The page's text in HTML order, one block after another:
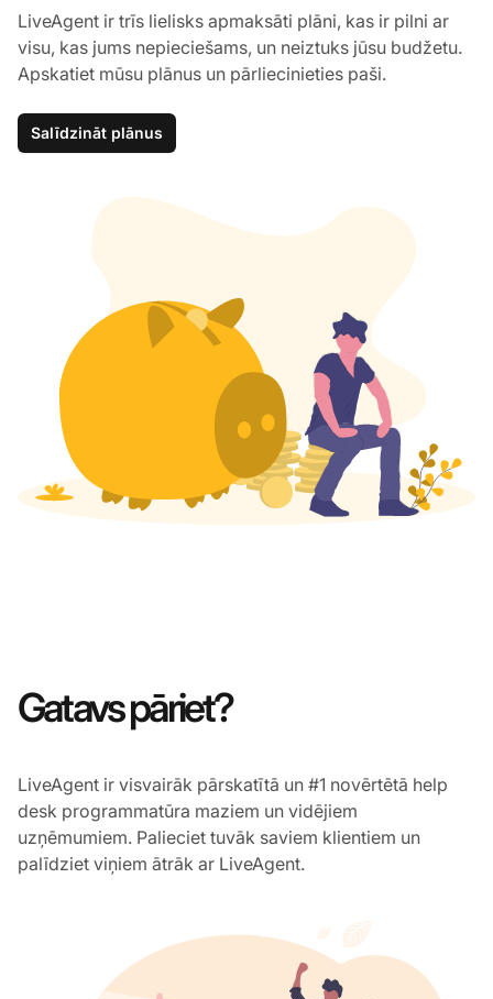
LiveAgent ir trīs lielisks apmaksāti plāni, kas ir pilni ar
visu, kas jums nepieciešams, un neiztuks jūsu budžetu.
Apskatiet mūsu plānus un pārliecinieties paši.
Salīdzināt plānus
Gatavs pāriet?
LiveAgent ir visvairāk pārskatītā un #1 novērtētā help
desk programmatūra maziem un vidējiem
uzņēmumiem. Palieciet tuvāk saviem klientiem un
palīdziet viņiem ātrāk ar LiveAgent.